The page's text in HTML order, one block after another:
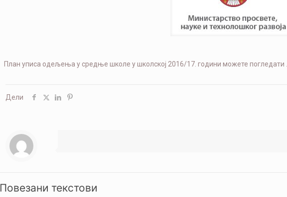
План уписа одељења у средње школе у школској 2016/17. години можете погледати …
Дели
Повезани текстови